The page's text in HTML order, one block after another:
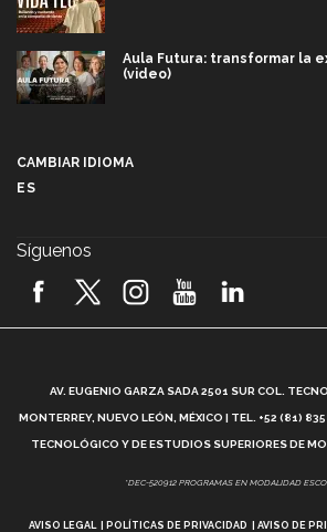
Aula Futura: transformar la
(video)
2026! (video)
¿Cómo es el Modelo
Vida Tec: Feminismo e
CAMBIAR IDIOMA
ES
Síguenos
AV. EUGENIO GARZA SADA 2501 SUR COL.
MONTERREY, NUEVO LEÓN, MÉXICO | TEL. +52 (81)
TECNOLÓGICO Y DE ESTUDIOS SUPERIORES DE
*DEC-520912 PROGRAMAS EN MODALIDAD
AVISO LEGAL POLÍTICAS DE PRIVACIDAD AVISO DE